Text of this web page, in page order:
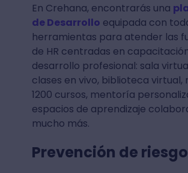
En Crehana, encontrarás una
de Desarrollo equipada con
herramientas para atender las
de HR centradas en
desarrollo profesional: sala
clases en vivo, biblioteca virtual,
1200 cursos, mentoría
espacios de aprendizaje
mucho más.
Prevención de